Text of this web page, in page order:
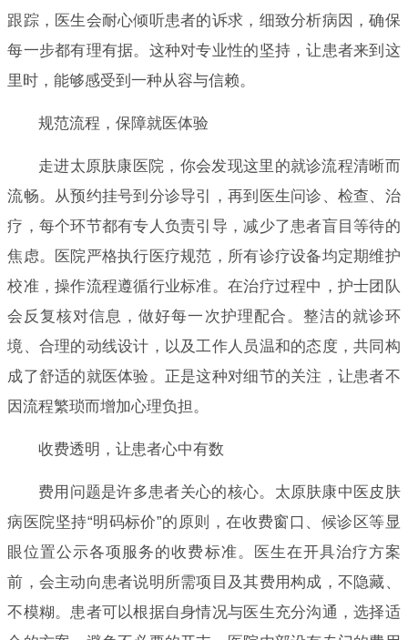
跟踪，医生会耐心倾听患者的诉求，细致分析病因，确保
每一步都有理有据。这种对专业性的坚持，让患者来到这
里时，能够感受到一种从容与信赖。
规范流程，保障就医体验
走进太原肤康医院，你会发现这里的就诊流程清晰而
流畅。从预约挂号到分诊导引，再到医生问诊、检查、治
疗，每个环节都有专人负责引导，减少了患者盲目等待的
焦虑。医院严格执行医疗规范，所有诊疗设备均定期维护
校准，操作流程遵循行业标准。在治疗过程中，护士团队
会反复核对信息，做好每一次护理配合。整洁的就诊环
境、合理的动线设计，以及工作人员温和的态度，共同构
成了舒适的就医体验。正是这种对细节的关注，让患者不
因流程繁琐而增加心理负担。
收费透明，让患者心中有数
费用问题是许多患者关心的核心。太原肤康中医皮肤
病医院坚持“明码标价”的原则，在收费窗口、候诊区等显
眼位置公示各项服务的收费标准。医生在开具治疗方案
前，会主动向患者说明所需项目及其费用构成，不隐藏、
不模糊。患者可以根据自身情况与医生充分沟通，选择适